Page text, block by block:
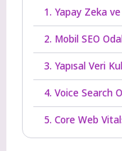
1. Yapay Zeka
2. Mobil SEO
3. Yapısal Veri
4. Voice Search
5. Core Web